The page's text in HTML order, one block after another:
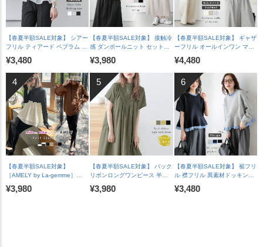
【春夏半額SALE対象】 シアー
フリル ティアード ペプラム ド
ッキングトップス 長袖 半袖 ス
カラップ オケージョン キレイ
め 上品 レディース おすすめ
おしゃれ フリーサイズ メール
便 2025春夏新作【lstpss25-
1241】【即納：1-5営業日】
【送料無料】メ込2
¥3,480
【春夏半額SALE対象】 接触冷
感 ダンボールニット セットア
ップ ロールアップ ラグランフ
レンチスリーブ 脇見え防止 A
ラインスカート バックスリッ
ト レディース おすすめ おしゃ
れ フリーサイズ 2025春夏新作
【lssess25-1392】【即納：1-
5営業日】【送料無料】宅込
¥3,980
【春夏半額SALE対象】 ギャザ
ーフリル オールインワン マル
チウェイ ワイドパンツ Vネッ
ク 華奢見え 脚長 体型カバー
裏地付き レディース おすすめ
おしゃれ 2026春夏新作
【lssrss26-2051】【即納&予
約：7月30日入荷予定順次発
送】【送料無料】メ込2
¥4,480
【春夏半額SALE対象】
［AMELY by La-gemme］
ROOMコラボ【人気インスタグ
ラマーとコラボ！】ラッシュガ
¥3,980
【春夏半額SALE対象】 バック
リボンロングワンピース 半袖
ゆったり 体型カバー カジュア
ル レディース ブラック メール
¥3,980
【春夏半額SALE対象】 裾フリ
ル 襟フリル 異素材ドッキング
ペプラム トップス 長袖 ドロッ
プショルダー 体型カバー フェ
¥3,480